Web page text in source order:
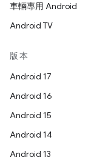
車輛專用 Android
Android TV
版本
Android 17
Android 16
Android 15
Android 14
Android 13